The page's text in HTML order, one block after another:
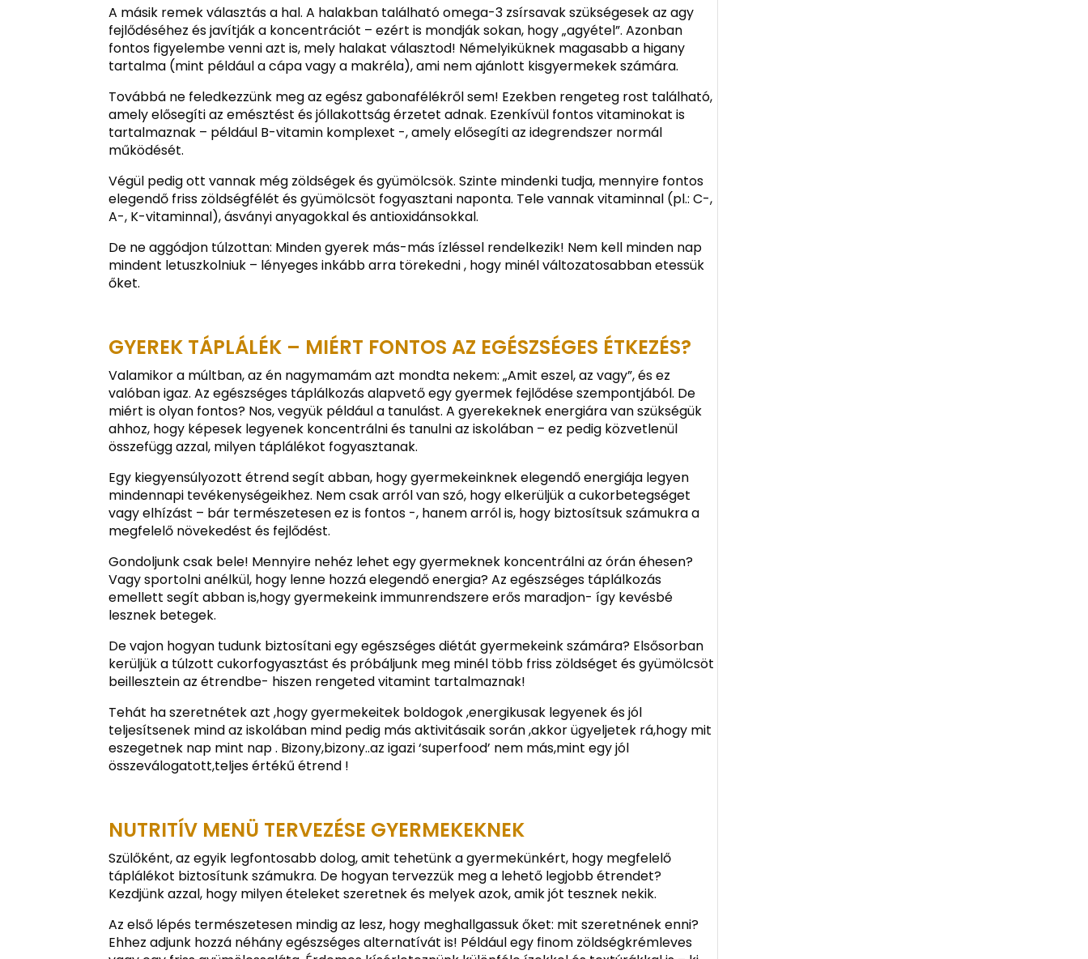
A másik remek választás a hal. A halakban található omega-3 zsírsavak szükségesek az agy
fejlődéséhez és javítják a koncentrációt – ezért is mondják sokan, hogy „agyétel”. Azonban
fontos figyelembe venni azt is, mely halakat választod! Némelyiküknek magasabb a higany
tartalma (mint például a cápa vagy a makréla), ami nem ajánlott kisgyermekek számára.
Továbbá ne feledkezzünk meg az egész gabonafélékről sem! Ezekben rengeteg rost található,
amely elősegíti az emésztést és jóllakottság érzetet adnak. Ezenkívül fontos vitaminokat is
tartalmaznak – például B-vitamin komplexet -, amely elősegíti az idegrendszer normál
működését.
Végül pedig ott vannak még zöldségek és gyümölcsök. Szinte mindenki tudja, mennyire fontos
elegendő friss zöldségfélét és gyümölcsöt fogyasztani naponta. Tele vannak vitaminnal (pl.: C-,
A-, K-vitaminnal), ásványi anyagokkal és antioxidánsokkal.
De ne aggódjon túlzottan: Minden gyerek más-más ízléssel rendelkezik! Nem kell minden nap
mindent letuszkolniuk – lényeges inkább arra törekedni , hogy minél változatosabban etessük
őket.
GYEREK TÁPLÁLÉK – MIÉRT FONTOS AZ EGÉSZSÉGES ÉTKEZÉS?
Valamikor a múltban, az én nagymamám azt mondta nekem: „Amit eszel, az vagy”, és ez
valóban igaz. Az egészséges táplálkozás alapvető egy gyermek fejlődése szempontjából. De
miért is olyan fontos? Nos, vegyük például a tanulást. A gyerekeknek energiára van szükségük
ahhoz, hogy képesek legyenek koncentrálni és tanulni az iskolában – ez pedig közvetlenül
összefügg azzal, milyen táplálékot fogyasztanak.
Egy kiegyensúlyozott étrend segít abban, hogy gyermekeinknek elegendő energiája legyen
mindennapi tevékenységeikhez. Nem csak arról van szó, hogy elkerüljük a cukorbetegséget
vagy elhízást – bár természetesen ez is fontos -, hanem arról is, hogy biztosítsuk számukra a
megfelelő növekedést és fejlődést.
Gondoljunk csak bele! Mennyire nehéz lehet egy gyermeknek koncentrálni az órán éhesen?
Vagy sportolni anélkül, hogy lenne hozzá elegendő energia? Az egészséges táplálkozás
emellett segít abban is,hogy gyermekeink immunrendszere erős maradjon- így kevésbé
lesznek betegek.
De vajon hogyan tudunk biztosítani egy egészséges diétát gyermekeink számára? Elsősorban
kerüljük a túlzott cukorfogyasztást és próbáljunk meg minél több friss zöldséget és gyümölcsöt
beillesztein az étrendbe- hiszen rengeted vitamint tartalmaznak!
Tehát ha szeretnétek azt ,hogy gyermekeitek boldogok ,energikusak legyenek és jól
teljesítsenek mind az iskolában mind pedig más aktivitásaik során ,akkor ügyeljetek rá,hogy mit
eszegetnek nap mint nap . Bizony,bizony..az igazi ‘superfood’ nem más,mint egy jól
összeválogatott,teljes értékű étrend !
NUTRITÍV MENÜ TERVEZÉSE GYERMEKEKNEK
Szülőként, az egyik legfontosabb dolog, amit tehetünk a gyermekünkért, hogy megfelelő
táplálékot biztosítunk számukra. De hogyan tervezzük meg a lehető legjobb étrendet?
Kezdjünk azzal, hogy milyen ételeket szeretnek és melyek azok, amik jót tesznek nekik.
Az első lépés természetesen mindig az lesz, hogy meghallgassuk őket: mit szeretnének enni?
Ehhez adjunk hozzá néhány egészséges alternatívát is! Például egy finom zöldségkrémleves